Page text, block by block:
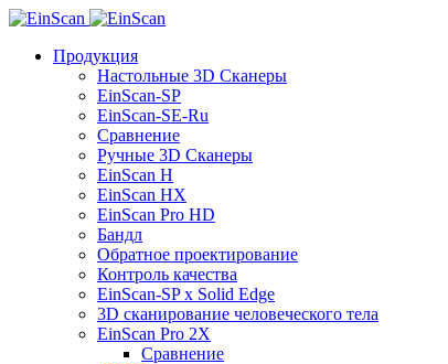
Продукция
Настольные 3D Сканеры
EinScan-SP
EinScan-SE-Ru
Сравнение
Ручные 3D Cканеры
EinScan H
EinScan HX
EinScan Pro HD
Бандл
Обратное проектирование
Контроль качества
EinScan-SP x Solid Edge
3D сканирование человеческого тела
EinScan Pro 2X
Сравнение